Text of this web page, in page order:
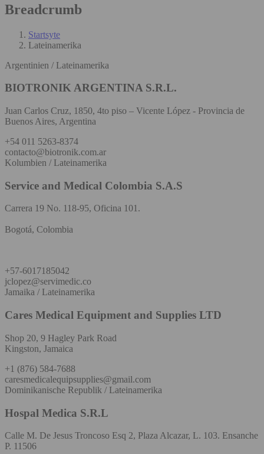
Breadcrumb
Startsyte
Lateinamerika
Argentinien / Lateinamerika
BIOTRONIK ARGENTINA S.R.L.
Juan Carlos Cruz, 1850, 4to piso – Vicente López - Provincia de
Buenos Aires, Argentina
+54 011 5263-8374
contacto@biotronik.com.ar
Kolumbien / Lateinamerika
Service and Medical Colombia S.A.S
Carrera 19 No. 118-95, Oficina 101.
Bogotá, Colombia
+57-6017185042
jclopez@servimedic.co
Jamaika / Lateinamerika
Cares Medical Equipment and Supplies LTD
Shop 20, 9 Hagley Park Road
Kingston, Jamaica
+1 (876) 584-7688
caresmedicalequipsupplies@gmail.com
Dominikanische Republik / Lateinamerika
Hospal Medica S.R.L
Calle M. De Jesus Troncoso Esq 2, Plaza Alcazar, L. 103. Ensanche
P. 11506